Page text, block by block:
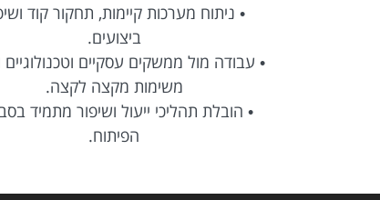
• ניתוח מערכות קיימות, תחקור קוד
ביצועים.
• עבודה מול ממשקים עסקיים וטכנולוגיים
משימות מקצה לקצה.
• הובלת תהליכי ייעול ושיפור מתמיד
הפיתוח.